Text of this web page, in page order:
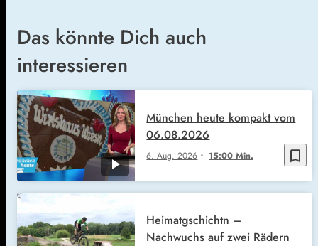
Das könnte Dich auch
interessieren
bookmark_border
6. Aug. 2026 15:00 Min.
München heute kompakt vom
06.08.2026
Heimatgschichtn –
Nachwuchs auf zwei Rädern